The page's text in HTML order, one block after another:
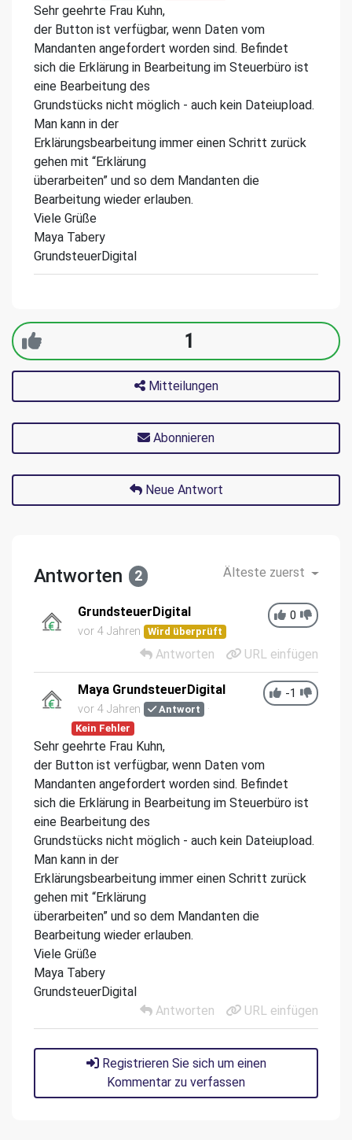
Sehr geehrte Frau Kuhn,
der Button ist verfügbar, wenn Daten vom
Mandanten angefordert worden sind. Befindet
sich die Erklärung in Bearbeitung im Steuerbüro ist
eine Bearbeitung des
Grundstücks nicht möglich - auch kein Dateiupload.
Man kann in der
Erklärungsbearbeitung immer einen Schritt zurück
gehen mit “Erklärung
überarbeiten” und so dem Mandanten die
Bearbeitung wieder erlauben.
Viele Grüße
Maya Tabery
GrundsteuerDigital
1
Mitteilungen
Abonnieren
Neue Antwort
Antworten 2 Älteste zuerst
0
GrundsteuerDigital
vor 4 Jahren Wird überprüft
Antworten URL einfügen
-1
Maya GrundsteuerDigital
vor 4 Jahren
Antwort
Kein Fehler
Sehr geehrte Frau Kuhn,
der Button ist verfügbar, wenn Daten vom
Mandanten angefordert worden sind. Befindet
sich die Erklärung in Bearbeitung im Steuerbüro ist
eine Bearbeitung des
Grundstücks nicht möglich - auch kein Dateiupload.
Man kann in der
Erklärungsbearbeitung immer einen Schritt zurück
gehen mit “Erklärung
überarbeiten” und so dem Mandanten die
Bearbeitung wieder erlauben.
Viele Grüße
Maya Tabery
GrundsteuerDigital
Antworten
URL einfügen
Registrieren Sie sich um einen
Kommentar zu verfassen